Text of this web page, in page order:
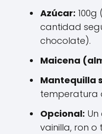
Azúcar:
cantidad
chocolate).
Maicena
Mantequilla
temperatura
Opcional:
vainilla, ron